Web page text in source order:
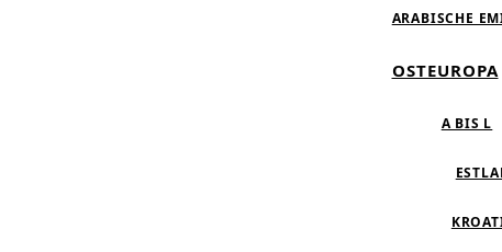
ARABISCHE
OSTEUROPA
A BIS L